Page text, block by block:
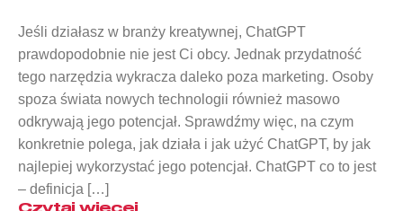
Jeśli działasz w branży kreatywnej, ChatGPT
prawdopodobnie nie jest Ci obcy. Jednak przydatność
tego narzędzia wykracza daleko poza marketing. Osoby
spoza świata nowych technologii również masowo
odkrywają jego potencjał. Sprawdźmy więc, na czym
konkretnie polega, jak działa i jak użyć ChatGPT, by jak
najlepiej wykorzystać jego potencjał. ChatGPT co to jest
– definicja […]
Czytaj więcej